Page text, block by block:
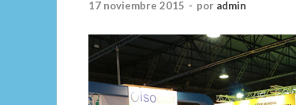
17 noviembre 2015 - por admin